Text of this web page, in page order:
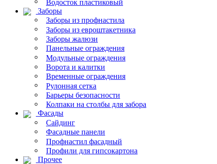
Водосток пластиковый
Заборы
Заборы из профнастила
Заборы из евроштакетника
Заборы жалюзи
Панельные ограждения
Модульные ограждения
Ворота и калитки
Временные ограждения
Рулонная сетка
Барьеры безопасности
Колпаки на столбы для забора
Фасады
Сайдинг
Фасадные панели
Профнастил фасадный
Профили для гипсокартона
Прочее